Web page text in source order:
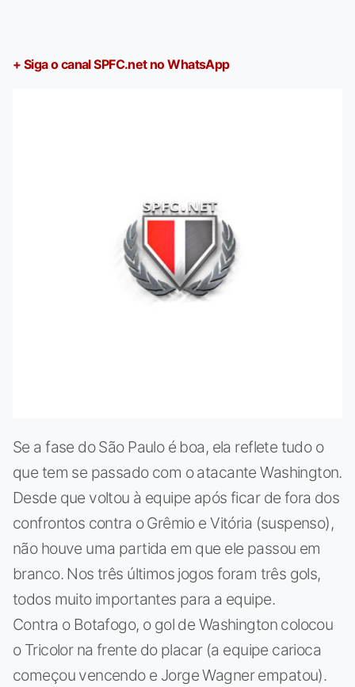
+ Siga o canal SPFC.net no WhatsApp
Se a fase do São Paulo é boa, ela reflete tudo o
que tem se passado com o atacante Washington.
Desde que voltou à equipe após ficar de fora dos
confrontos contra o Grêmio e Vitória (suspenso),
não houve uma partida em que ele passou em
branco. Nos três últimos jogos foram três gols,
todos muito importantes para a equipe.
Contra o Botafogo, o gol de Washington colocou
o Tricolor na frente do placar (a equipe carioca
começou vencendo e Jorge Wagner empatou).